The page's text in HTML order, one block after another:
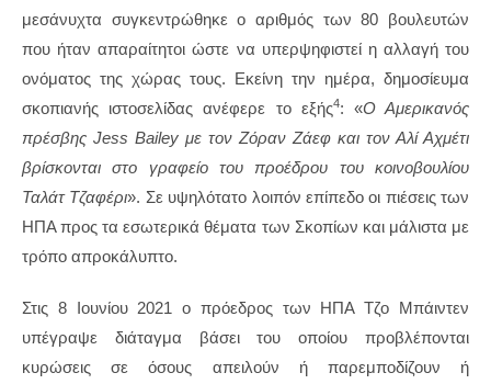
μεσάνυχτα συγκεντρώθηκε ο αριθμός των 80 βουλευτών
που ήταν απαραίτητοι ώστε να υπερψηφιστεί η αλλαγή του
ονόματος της χώρας τους. Εκείνη την ημέρα, δημοσίευμα
σκοπιανής ιστοσελίδας ανέφερε το εξής4: «Ο Αμερικανός
πρέσβης Jess Bailey με τον Ζόραν Ζάεφ και τον Αλί Αχμέτι
βρίσκονται στο γραφείο του προέδρου του κοινοβουλίου
Ταλάτ Τζαφέρι». Σε υψηλότατο λοιπόν επίπεδο οι πιέσεις των
ΗΠΑ προς τα εσωτερικά θέματα των Σκοπίων και μάλιστα με
τρόπο απροκάλυπτο.
Στις 8 Ιουνίου 2021 ο πρόεδρος των ΗΠΑ Τζο Μπάιντεν
υπέγραψε διάταγμα βάσει του οποίου προβλέπονται
κυρώσεις σε όσους απειλούν ή παρεμποδίζουν ή